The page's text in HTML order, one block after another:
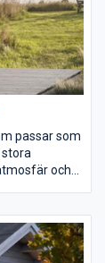
passar som
och
och
Komplettera